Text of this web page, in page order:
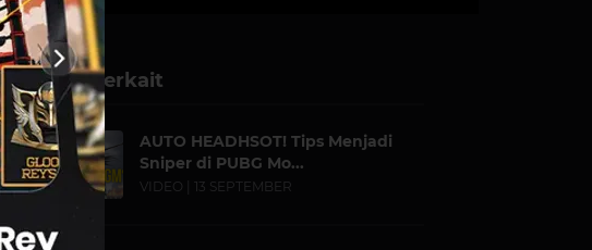
Video terkait
AUTO HEADHSOT! Tips Menjadi
Sniper di PUBG Mo...
VIDEO | 13 SEPTEMBER